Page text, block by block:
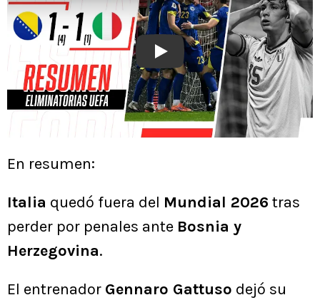
Play
En resumen:
Italia quedó fuera del Mundial 2026 tras
perder por penales ante Bosnia y
Herzegovina.
El entrenador Gennaro Gattuso dejó su